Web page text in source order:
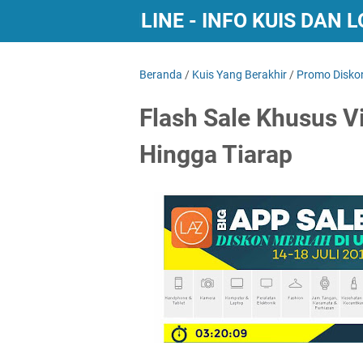
KUIS ONLINE - INFO KUIS DAN
Beranda / Kuis Yang Berakhir / Promo
Flash Sale Khusus
Hingga Tiarap